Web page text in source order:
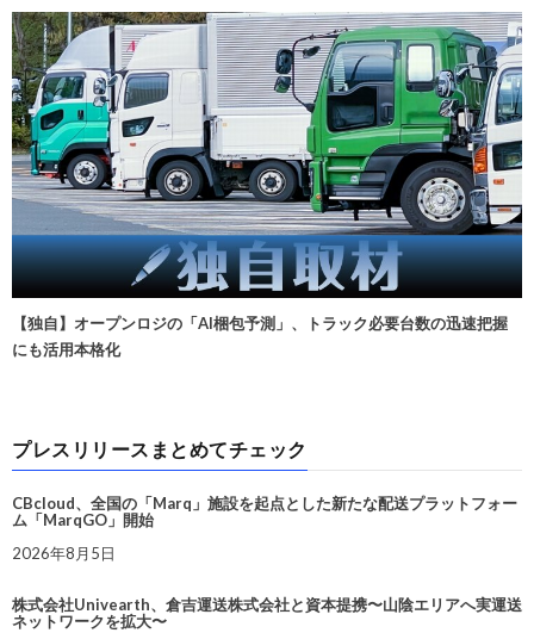
【独自】オープンロジの「AI梱包予測」、トラック必要台数の迅速把握
にも活用本格化
プレスリリースまとめてチェック
CBcloud、全国の「Marq」施設を起点とした新たな配送プラットフォー
ム「MarqGO」開始
2026年8月5日
株式会社Univearth、倉吉運送株式会社と資本提携〜山陰エリアへ実運送
ネットワークを拡大〜